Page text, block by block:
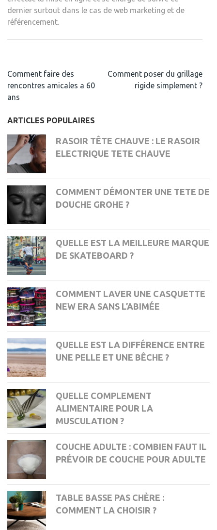
dernier surtout dans le cas de web marketing et de
référencement.
Navigation
de
l’article
Comment faire des
rencontres amicales a 60
ans
Comment poser du grillage
rigide simplement ?
ARTICLES POPULAIRES
RASOIR TÊTE CHAUVE : LE RASOIR
ELECTRIQUE TETE CHAUVE
COMMENT DÉMONTER UNE TETE DE
DOUCHE GROHE ?
QUELLE EST LA MEILLEURE MARQUE
DE SKATEBOARD ?
COMMENT LAVER UNE CASQUETTE
NEW ERA SANS L’ABIMÉE
QUELLE EST LA DIFFÉRENCE ENTRE
UNE PELLE ET UNE BÊCHE ?
QUELLE COMPLEMENT
ALIMENTAIRE POUR LA
MUSCULATION ?
COUCHE ADULTE : COMBIEN FAUT IL
PRÉVOIR DE COUCHE POUR ADULTE
TABLE BASSE PAS CHÈRE :
COMMENT LA CHOISIR ?